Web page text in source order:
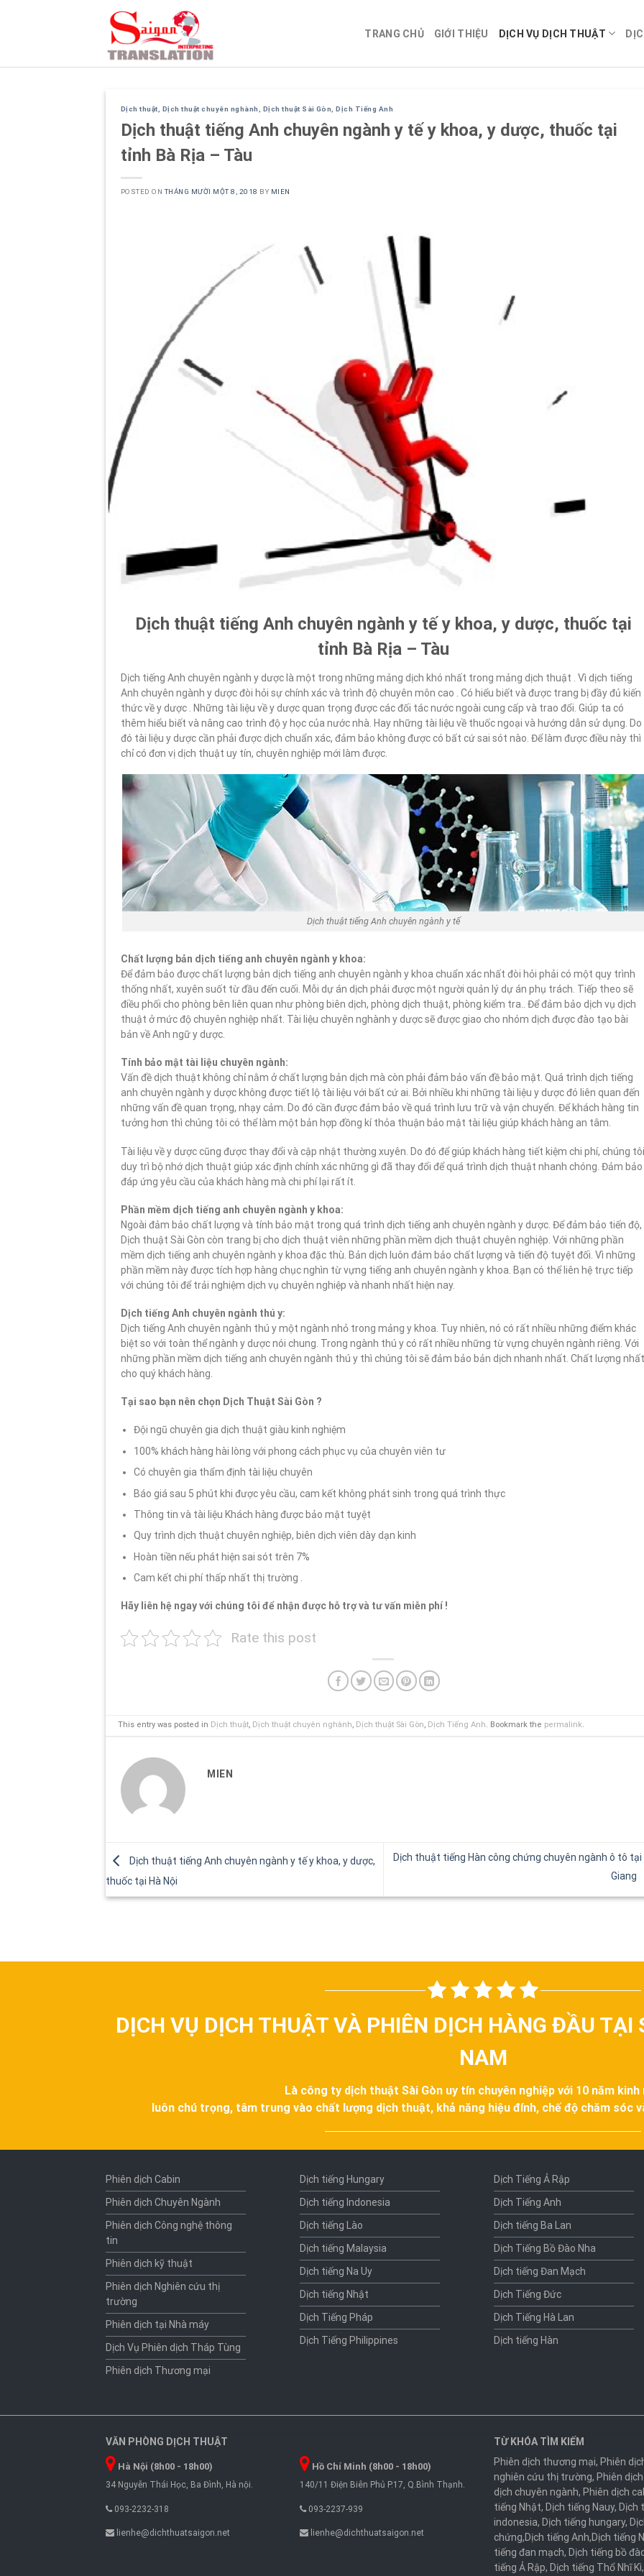
TRANG CHỦ GIỚI THIỆU DỊCH VỤ DỊCH THUẬT
Dịch thuật Dịch thuật chuyên nghành Dịch thuật Sài Gòn ,Dịch Tiếng Anh
Dịch thuật tiếng Anh chuyên ngành y tế y khoa, y dược, thuốc tại
tỉnh Bà Rịa – Tàu
POSTED ONTHÁNG MƯỜI MỘT 8, 2018 BY MIEN
Dịch thuật tiếng Anh chuyên ngành y tế y khoa, y dược, thuốc tại
tỉnh Bà Rịa – Tàu
Dịch tiếng Anh chuyên ngành y dược là một trong những mảng dịch khó nhất trong mảng dịch thuật . Vì dịch tiếng
Anh chuyên ngành y dược đòi hỏi sự chính xác và trình độ chuyên môn cao . Có hiểu biết và được trang bị đầy đủ kiến
thức về y dược . Những tài liệu về y dược quan trọng được các đối tác nước ngoài cung cấp và trao đổi. Giúp ta có
thêm hiểu biết và nâng cao trình độ y học của nước nhà. Hay những tài liệu về thuốc ngoại và hướng dẫn sử dụng. Do
đó tài liệu y dược cần phải được dịch chuẩn xác, đảm bảo không được có bất cứ sai sót nào. Để làm được điều này thì
chỉ có đơn vị dịch thuật uy tín, chuyên nghiệp mới làm được.
Dịch thuật tiếng Anh chuyên ngành y tế
Chất lượng bản dịch tiếng anh chuyên ngành y khoa:
Để đảm bảo được chất lượng bản dịch tiếng anh chuyên ngành y khoa chuẩn xác nhất đòi hỏi phải có một quy trình
thống nhất, xuyên suốt từ đầu đến cuối. Mỗi dự án dịch phải được một người quản lý dự án phụ trách. Tiếp theo sẽ
điều phối cho phòng bên liên quan như phòng biên dịch, phòng dịch thuật, phòng kiểm tra.. Để đảm bảo dịch vụ dịch
thuật ở mức độ chuyên nghiệp nhất. Tài liệu chuyên nghành y dược sẽ được giao cho nhóm dịch được đào tạo bài
bản về Anh ngữ y dược.
Tính bảo mật tài liệu chuyên ngành:
Vấn đề dịch thuật không chỉ nằm ở chất lượng bản dịch mà còn phải đảm bảo vấn đề bảo mật. Quá trình dịch tiếng
anh chuyên ngành y dược không được tiết lộ tài liệu với bất cứ ai. Bởi nhiều khi những tài liệu y dược đó liên quan đến
những vấn đề quan trọng, nhạy cảm. Do đó cần được đảm bảo về quá trình lưu trữ và vận chuyển. Để khách hàng tin
tưởng hơn thì chúng tôi có thể làm một bản hợp đồng kí thỏa thuận bảo mật tài liệu giúp khách hàng an tâm.
Tài liệu về y dược cũng được thay đổi và cập nhật thường xuyên. Do đó để giúp khách hàng tiết kiệm chi phí, chúng tôi
duy trì bộ nhớ dịch thuật giúp xác định chính xác những gì đã thay đổi để quá trình dịch thuật nhanh chóng. Đảm bảo
đáp ứng yêu cầu của khách hàng mà chi phí lại rất ít.
Phần mềm dịch tiếng anh chuyên ngành y khoa:
Ngoài đảm bảo chất lượng và tính bảo mật trong quá trình dịch tiếng anh chuyên ngành y dược. Để đảm bảo tiến độ,
Dịch thuật Sài Gòn còn trang bị cho dịch thuật viên những phần mềm dịch thuật chuyên nghiệp. Với những phần
mềm dịch tiếng anh chuyên ngành y khoa đặc thù. Bản dịch luôn đảm bảo chất lượng và tiến độ tuyệt đối. Vì những
phần mềm này được tích hợp hàng chục nghìn từ vựng tiếng anh chuyên ngành y khoa. Bạn có thể liên hệ trực tiếp
với chúng tôi để trải nghiệm dịch vụ chuyên nghiệp và nhanh nhất hiện nay.
Dịch tiếng Anh chuyên ngành thú y:
Dịch tiếng Anh chuyên ngành thú y một ngành nhỏ trong mảng y khoa. Tuy nhiên, nó có rất nhiều những điểm khác
biệt so với toàn thể ngành y dược nói chung. Trong ngành thú y có rất nhiều những từ vựng chuyên ngành riêng. Với
những phần mềm dịch tiếng anh chuyên ngành thú y thì chúng tôi sẽ đảm bảo bản dịch nhanh nhất. Chất lượng nhất
cho quý khách hàng.
Tại sao bạn nên chọn Dịch Thuật Sài Gòn ?
Đội ngũ chuyên gia dịch thuật giàu kinh nghiệm
100% khách hàng hài lòng với phong cách phục vụ của chuyên viên tư
Có chuyên gia thẩm định tài liệu chuyên
Báo giá sau 5 phút khi được yêu cầu, cam kết không phát sinh trong quá trình thực
Thông tin và tài liệu Khách hàng được bảo mật tuyệt
Quy trình dịch thuật chuyên nghiệp, biên dịch viên dày dạn kinh
Hoàn tiền nếu phát hiện sai sót trên 7%
Cam kết chi phí thấp nhất thị trường .
Hãy liên hệ ngay với chúng tôi để nhận được hỗ trợ và tư vấn miễn phí !
Rate this post
This entry was posted in Dịch thuật, Dịch thuật chuyên nghành, Dịch thuật Sài Gòn, Dịch Tiếng Anh. Bookmark the permalink.
MIEN
Dịch thuật tiếng Anh chuyên ngành y tế y khoa, y dược,
thuốc tại Hà Nội
Dịch thuật tiếng Hàn công chứng chuyên ngành ô tô tại
Giang
DỊCH VỤ DỊCH THUẬT VÀ PHIÊN DỊCH HÀNG ĐẦU TẠI
NAM
Là công ty dịch thuật Sài Gòn uy tín chuyên nghiệp với 10 năm kinh
luôn chú trọng, tâm trung vào chất lượng dịch thuật, khả năng hiệu đính, chế độ chăm sóc
Phiên dịch Cabin
Phiên dịch Chuyên Ngành
Phiên dịch Công nghệ thông
tin
Phiên dịch kỹ thuật
Phiên dịch Nghiên cứu thị
trường
Phiên dịch tại Nhà máy
Dịch Vụ Phiên dịch Tháp Tùng
Phiên dịch Thương mại
Dịch tiếng Hungary
Dịch tiếng Indonesia
Dịch tiếng Lào
Dịch tiếng Malaysia
Dịch tiếng Na Uy
Dịch tiếng Nhật
Dịch Tiếng Pháp
Dịch Tiếng Philippines
Dịch Tiếng Ả Rập
Dịch Tiếng Anh
Dịch tiếng Ba Lan
Dịch Tiếng Bồ Đào Nha
Dịch tiếng Đan Mạch
Dịch Tiếng Đức
Dịch Tiếng Hà Lan
Dịch tiếng Hàn
VĂN PHÒNG DỊCH THUẬT
Hà Nội (8h00 - 18h00)
34 Nguyễn Thái Học, Ba Đình, Hà nội.
093-2232-318
lienhe@dichthuatsaigon.net
Hồ Chí Minh (8h00 - 18h00)
140/11 Điện Biên Phủ P.17, Q.Bình Thạnh.
093-2237-939
lienhe@dichthuatsaigon.net
TỪ KHÓA TÌM KIẾM
Phiên dịch thương mại, Phiên
nghiên cứu thị trường, Phiên
dịch chuyên ngành, Phiên dịch
tiếng Nhật, Dịch tiếng Nauy, Dịch
indonesia, Dịch tiếng hungary,
chứng,Dịch tiếng Anh,Dịch tiếng
tiếng đan mạch, Dịch tiếng bồ
tiếng Ả Rập, Dịch tiếng Thổ Nhĩ Kì